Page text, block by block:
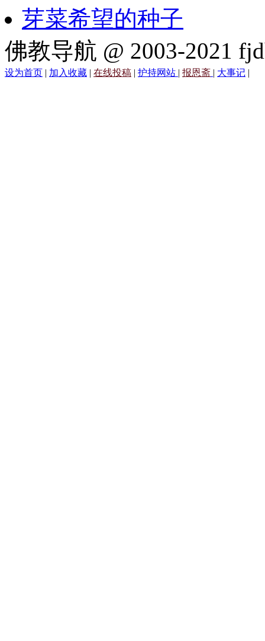
芽菜希望的种子
佛教导航 @ 2003-2021
设为首页 | 加入收藏 | 在线投稿 | 护持网站 | 报恩斋 | 大事记 |